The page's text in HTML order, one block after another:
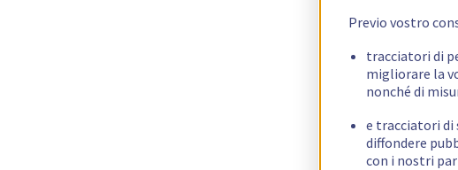
Previo vostro
tracciatori di
migliorare la
nonché di
e tracciatori di
diffondere
con i nostri